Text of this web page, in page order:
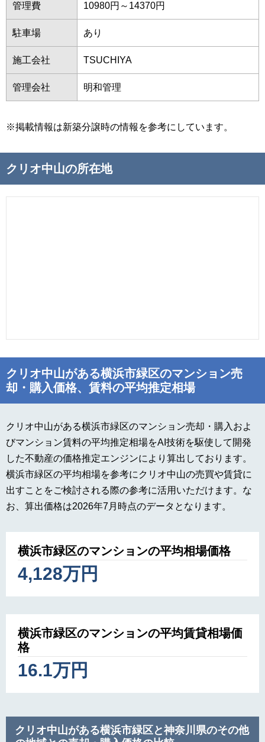
管理費 10980円～14370円
駐車場 あり
施工会社 TSUCHIYA
管理会社 明和管理
※掲載情報は新築分譲時の情報を参考にしています。
クリオ中山の所在地
クリオ中山がある横浜市緑区のマンション売
却・購入価格、賃料の平均推定相場
クリオ中山がある横浜市緑区のマンション売却・購入およ
びマンション賃料の平均推定相場をAI技術を駆使して開発
した不動産の価格推定エンジンにより算出しております。
横浜市緑区の平均相場を参考にクリオ中山の売買や賃貸に
出すことをご検討される際の参考に活用いただけます。な
お、算出価格は2026年7月時点のデータとなります。
横浜市緑区のマンションの平均相場価格
4,128万円
横浜市緑区のマンションの平均賃貸相場価
格
16.1万円
クリオ中山がある横浜市緑区と神奈川県のその他